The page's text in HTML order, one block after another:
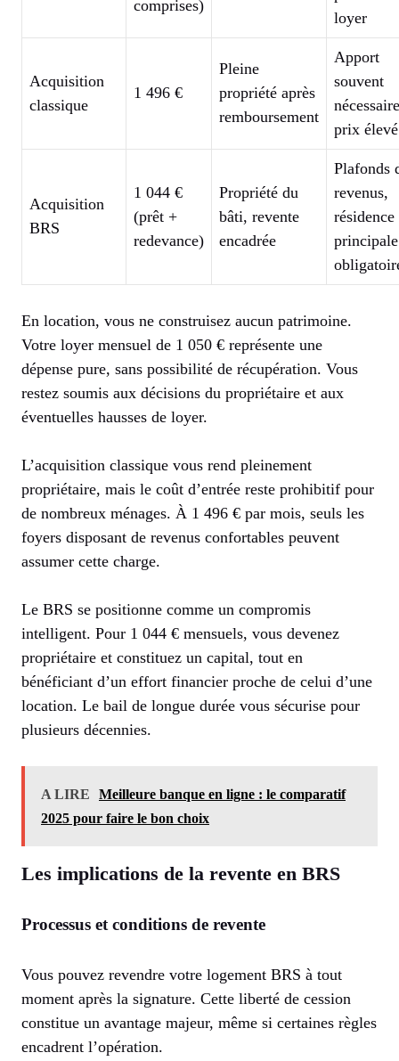
comprises)
loyer
Acquisition
classique
1 496 €
Pleine
propriété après
remboursement
Apport
souvent
prix élevé
Acquisition
BRS
1 044 €
(prêt +
redevance)
Propriété du
bâti, revente
encadrée
Plafonds
revenus,
résidence
principale
En location, vous ne construisez aucun patrimoine.
Votre loyer mensuel de 1 050 € représente une
dépense pure, sans possibilité de récupération. Vous
restez soumis aux décisions du propriétaire et aux
éventuelles hausses de loyer.
L’acquisition classique vous rend pleinement
propriétaire, mais le coût d’entrée reste prohibitif pour
de nombreux ménages. À 1 496 € par mois, seuls les
foyers disposant de revenus confortables peuvent
assumer cette charge.
Le BRS se positionne comme un compromis
intelligent. Pour 1 044 € mensuels, vous devenez
propriétaire et constituez un capital, tout en
bénéficiant d’un effort financier proche de celui d’une
location. Le bail de longue durée vous sécurise pour
plusieurs décennies.
A LIRE
Meilleure banque en ligne : le comparatif
2025 pour faire le bon choix
Les implications de la revente en BRS
Processus et conditions de revente
Vous pouvez revendre votre logement BRS à tout
moment après la signature. Cette liberté de cession
constitue un avantage majeur, même si certaines règles
encadrent l’opération.